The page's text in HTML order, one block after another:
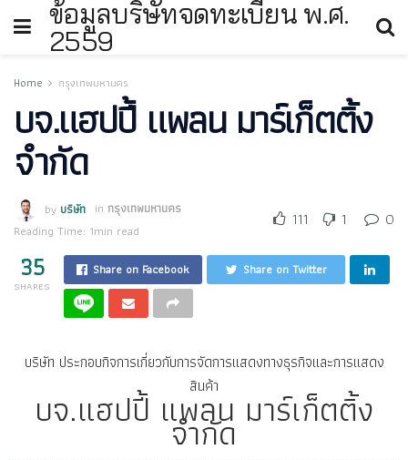
ข้อมูลบริษัทจดทะเบียน พ.ศ.
2559
Home กรุงเทพมหานคร
บจ.แฮปปี้ แพลน มาร์เก็ตติ้ง
จำกัด
by บริษัท in กรุงเทพมหานคร
Reading Time: 1min read
111 1 0
35
SHARES
Share on Facebook Share on Twitter
บริษัท ประกอบกิจการเกี่ยวกับการจัดการแสดงทางธุรกิจและการแสดง
สินค้า
บจ.แฮปปี้ แพลน มาร์เก็ตติ้ง
จำกัด